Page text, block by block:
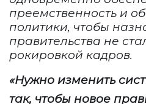
преемственность и
политики, чтобы
правительства не
рокировкой кадров.
«Нужно изменить
так, чтобы новое